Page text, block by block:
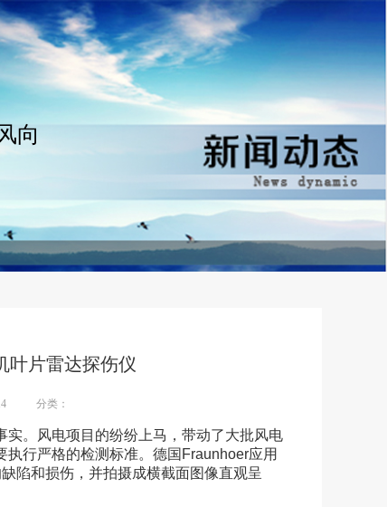
向
叶片雷达探伤仪
分类：
。风电项目的纷纷上马，带动了大批风电
行严格的检测标准。德国Fraunhoer应用
陷和损伤，并拍摄成横截面图像直观呈